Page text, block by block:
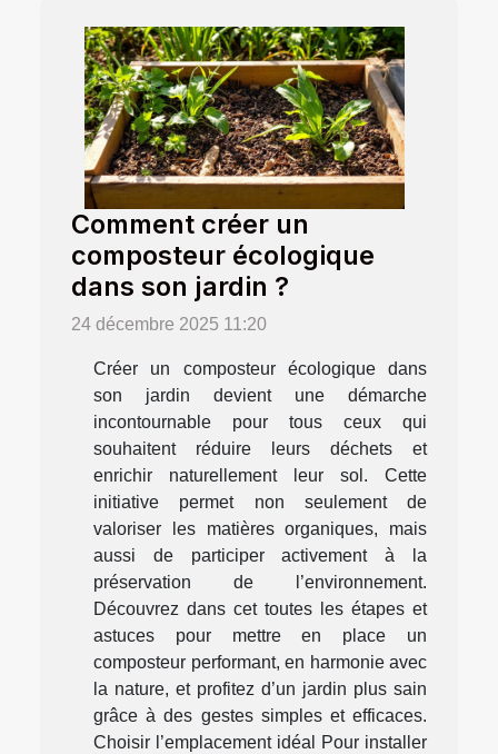
Comment créer un
composteur écologique
dans son jardin ?
24 décembre 2025 11:20
Créer un composteur écologique dans
son jardin devient une démarche
incontournable pour tous ceux qui
souhaitent réduire leurs déchets et
enrichir naturellement leur sol. Cette
initiative permet non seulement de
valoriser les matières organiques, mais
aussi de participer activement à la
préservation de l’environnement.
Découvrez dans cet toutes les étapes et
astuces pour mettre en place un
composteur performant, en harmonie avec
la nature, et profitez d’un jardin plus sain
grâce à des gestes simples et efficaces.
Choisir l’emplacement idéal Pour installer